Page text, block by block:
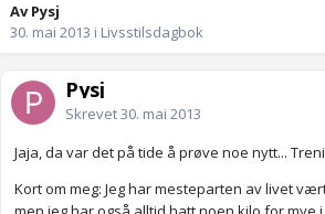
Av Pysj
30. mai 2013 i Livsstilsdagbok
Pysj
Skrevet30. mai 2013
Jaja, da var det på tide å prøve noe nytt...
Kort om meg: Jeg har mesteparten av livet